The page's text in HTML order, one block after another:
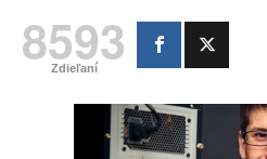
8593
Zdieľaní